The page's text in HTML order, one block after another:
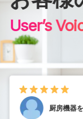
User’s
厨房機器